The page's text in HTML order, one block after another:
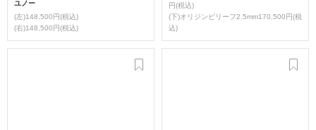
ユノー
(左)148,500円(税込)
(右)148,500円(税込)
円(税込)
(下)オリジンビリーフ2.5mm170,500円(税
込)